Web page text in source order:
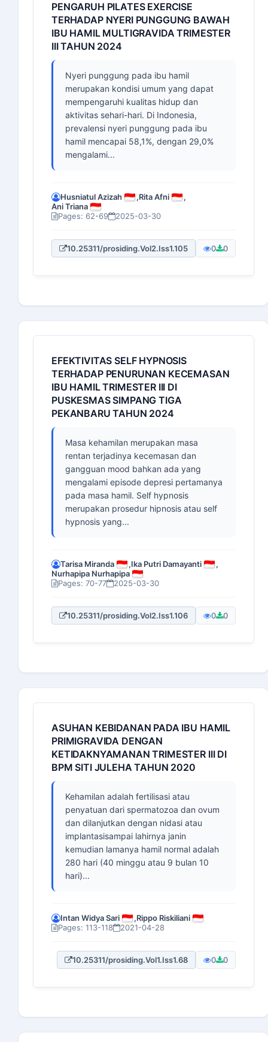
PENGARUH PILATES EXERCISE
TERHADAP NYERI PUNGGUNG BAWAH
IBU HAMIL MULTIGRAVIDA TRIMESTER
III TAHUN 2024
Nyeri punggung pada ibu hamil
merupakan kondisi umum yang dapat
mempengaruhi kualitas hidup dan
aktivitas sehari-hari. Di Indonesia,
prevalensi nyeri punggung pada ibu
hamil mencapai 58,1%, dengan 29,0%
mengalami...
Husniatul Azizah ,Rita Afni
,
Ani Triana
Pages: 62-69
2025-03-30
10.25311/prosiding.Vol2.Iss1.105 0 0
EFEKTIVITAS SELF HYPNOSIS
TERHADAP PENURUNAN KECEMASAN
IBU HAMIL TRIMESTER III DI
PUSKESMAS SIMPANG TIGA
PEKANBARU TAHUN 2024
Masa kehamilan merupakan masa
rentan terjadinya kecemasan dan
gangguan mood bahkan ada yang
mengalami episode depresi pertamanya
pada masa hamil. Self hypnosis
merupakan prosedur hipnosis atau self
hypnosis yang...
Tarisa Miranda ,Ika Putri Damayanti
,
Nurhapipa Nurhapipa
Pages: 70-77
2025-03-30
10.25311/prosiding.Vol2.Iss1.106 0 0
ASUHAN KEBIDANAN PADA IBU HAMIL
PRIMIGRAVIDA DENGAN
KETIDAKNYAMANAN TRIMESTER III DI
BPM SITI JULEHA TAHUN 2020
Kehamilan adalah fertilisasi atau
penyatuan dari spermatozoa dan ovum
dan dilanjutkan dengan nidasi atau
implantasisampai lahirnya janin
kemudian lamanya hamil normal adalah
280 hari (40 minggu atau 9 bulan 10
hari)...
Intan Widya Sari ,Rippo Riskiliani
Pages: 113-118
2021-04-28
10.25311/prosiding.Vol1.Iss1.68 0 0